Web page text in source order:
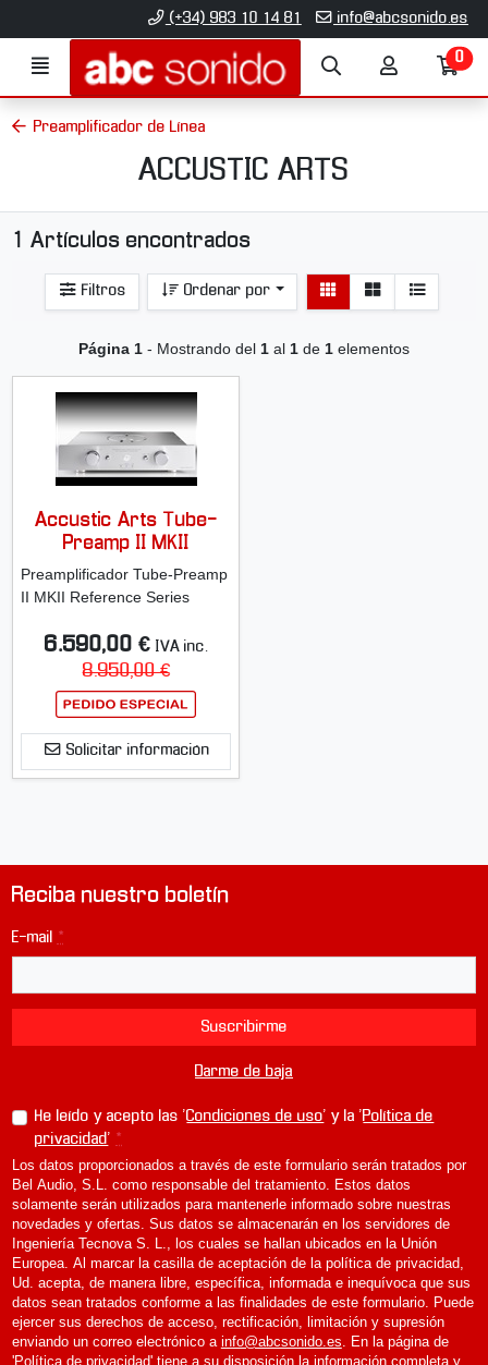
Ir al contenido principal de la página
(+34) 983 10 14 81 info@abcsonido.es
Menú Búsqueda
Ir
0
Preamplificador de Línea
ACCUSTIC ARTS
1 Artículos encontrados
Filtros Ordenar por
detalle
Ver
listado
Página 1 - Mostrando del 1 al 1 de 1 elementos
Accustic Arts Tube-
Preamp II MKII
Preamplificador Tube-Preamp
II MKII Reference Series
6.590,00 € IVA inc.
8.950,00 €
Solicitar información
Reciba nuestro boletín
E-mail *
Suscribirme
Darme de baja
He leído y acepto las 'Condiciones de uso' y la ' Política de
privacidad' *
Los datos proporcionados a través de este formulario serán tratados por
Bel Audio, S.L. como responsable del tratamiento. Estos datos
solamente serán utilizados para mantenerle informado sobre nuestras
novedades y ofertas. Sus datos se almacenarán en los servidores de
Ingeniería Tecnova S. L., los cuales se hallan ubicados en la Unión
Europea. Al marcar la casilla de aceptación de la política de privacidad,
Ud. acepta, de manera libre, específica, informada e inequívoca que sus
datos sean tratados conforme a las finalidades de este formulario. Puede
ejercer sus derechos de acceso, rectificación, limitación y supresión
enviando un correo electrónico a info@abcsonido.es. En la página de
'Política de privacidad' tiene a su disposición la información completa y